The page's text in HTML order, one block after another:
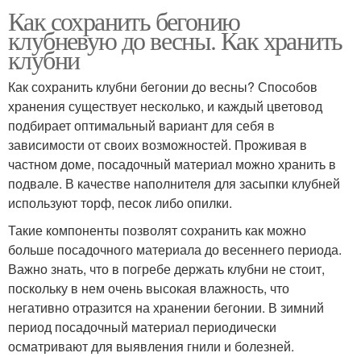
Как сохранить бегонию
клубневую до весны. Как хранить
клубни
Как сохранить клубни бегонии до весны? Способов
хранения существует несколько, и каждый цветовод
подбирает оптимальный вариант для себя в
зависимости от своих возможностей. Проживая в
частном доме, посадочный материал можно хранить в
подвале. В качестве наполнителя для засыпки клубней
используют торф, песок либо опилки.
Такие компоненты позволят сохранить как можно
больше посадочного материала до весеннего периода.
Важно знать, что в погребе держать клубни не стоит,
поскольку в нем очень высокая влажность, что
негативно отразится на хранении бегонии. В зимний
период посадочный материал периодически
осматривают для выявления гнили и болезней.